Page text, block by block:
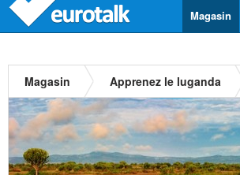
Magasin
Magasin Apprenez le luganda